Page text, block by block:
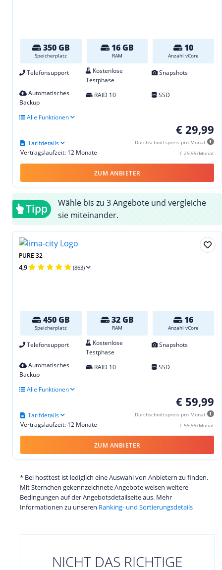
350 GB
Speicherplatz
16 GB
RAM
10
Anzahl vCore
Telefonsupport
Kostenlose
Testphase
Snapshots
Automatisches
Backup
RAID 10 SSD
Alle Funktionen
€ 29,99
Durchschnittspreis pro Monat
€ 29,99/Monat
Vertragslaufzeit: 12 Monate
Tarifdetails
ZUM ANBIETER
Tipp
Wähle bis zu 3 Angebote und vergleiche
sie miteinander.
PURE 32
4,9 (863)
450 GB
Speicherplatz
32 GB
RAM
16
Anzahl vCore
Telefonsupport
Kostenlose
Testphase
Snapshots
Automatisches
Backup
RAID 10 SSD
Alle Funktionen
€ 59,99
Durchschnittspreis pro Monat
€ 59,99/Monat
Vertragslaufzeit: 12 Monate
Tarifdetails
ZUM ANBIETER
* Bei hosttest ist lediglich eine Auswahl von Anbietern zu finden.
Mit Sternchen gekennzeichnete Angebote weisen weitere
Bedingungen auf der Angebotsdetailseite aus. Mehr
Informationen zu unseren Ranking- und Sortierungsdetails
NICHT DAS RICHTIGE